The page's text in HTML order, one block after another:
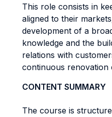
This role consists in
aligned to their
development of a
knowledge and the
relations with
continuous renovation
CONTENT SUMMARY
The course is